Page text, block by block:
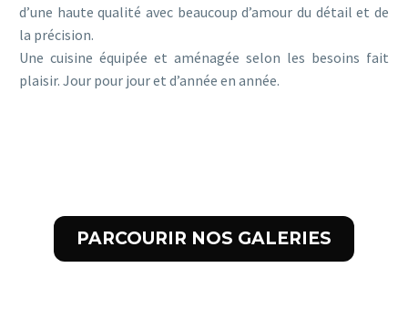
d’une haute qualité avec beaucoup d’amour du détail et de
la précision.
Une cuisine équipée et aménagée selon les besoins fait
plaisir. Jour pour jour et d’année en année.
PARCOURIR NOS GALERIES